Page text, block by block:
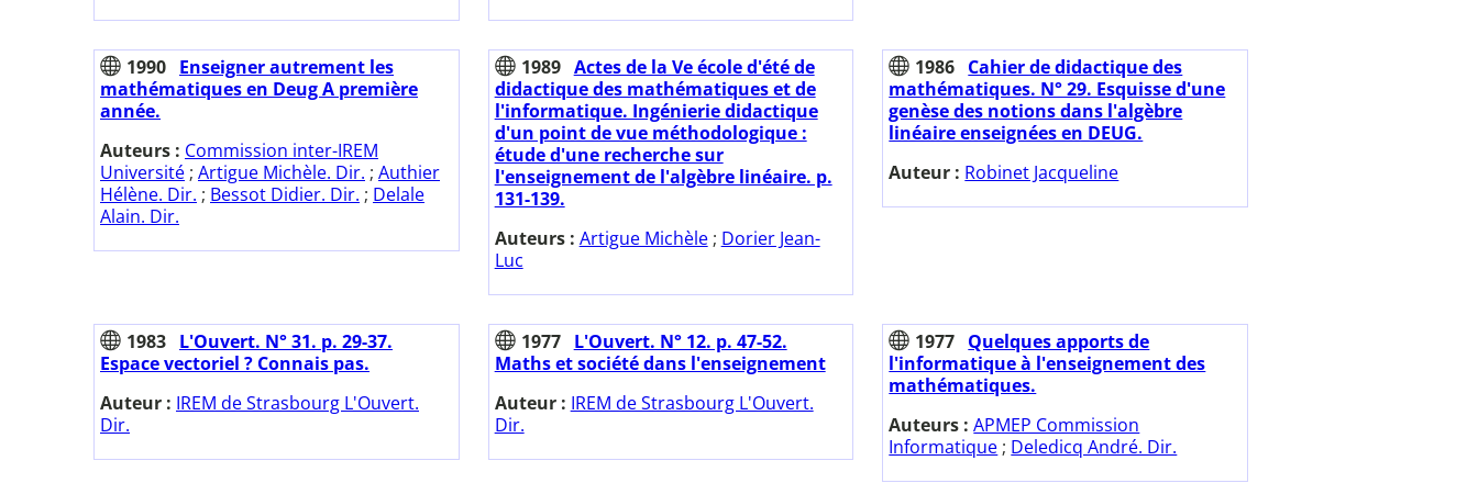
1990 Enseigner autrement les
mathématiques en Deug A première
année.
Auteurs : Commission inter-IREM
Université ; Artigue Michèle. Dir. ; Authier
Hélène. Dir. ; Bessot Didier. Dir. ; Delale
Alain. Dir.
1989 Actes de la Ve école d'été de
didactique des mathématiques et de
l'informatique. Ingénierie didactique
d'un point de vue méthodologique :
étude d'une recherche sur
l'enseignement de l'algèbre linéaire. p.
131-139.
Auteurs : Artigue Michèle; Dorier Jean-
Luc
1986 Cahier de didactique des
mathématiques. N° 29. Esquisse d'une
genèse des notions dans l'algèbre
linéaire enseignées en DEUG.
Auteur : Robinet Jacqueline
1983 L'Ouvert. N° 31. p. 29-37.
Espace vectoriel ? Connais pas.
Auteur : IREM de Strasbourg L'Ouvert.
Dir.
1977
L'Ouvert. N° 12. p. 47-52.
Maths et société dans l'enseignement
Auteur : IREM de Strasbourg L'Ouvert.
Dir.
1977 Quelques apports de
l'informatique à l'enseignement des
mathématiques.
Auteurs :APMEP Commission
Informatique ; Deledicq André. Dir.